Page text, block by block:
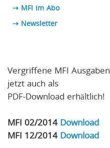
⇢ MFI im Abo
⇢ Newsletter
Vergriffene MFI Ausgaben
jetzt auch als
PDF-Download erhältlich!
MFI 02/2014 Download
MFI 12/2014 Download